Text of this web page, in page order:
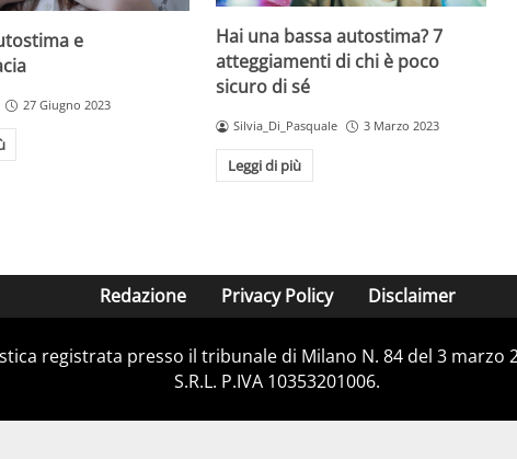
e
27 Giugno 2023
Hai una bassa autostima? 7
atteggiamenti di chi è poco
sicuro di sé
Silvia_Di_Pasquale 3 Marzo 2023
Leggi di più
Redazione Privacy Policy Disclaimer
registrata presso il tribunale di Milano N. 84 del 3 marzo
S.R.L. P.IVA 10353201006.